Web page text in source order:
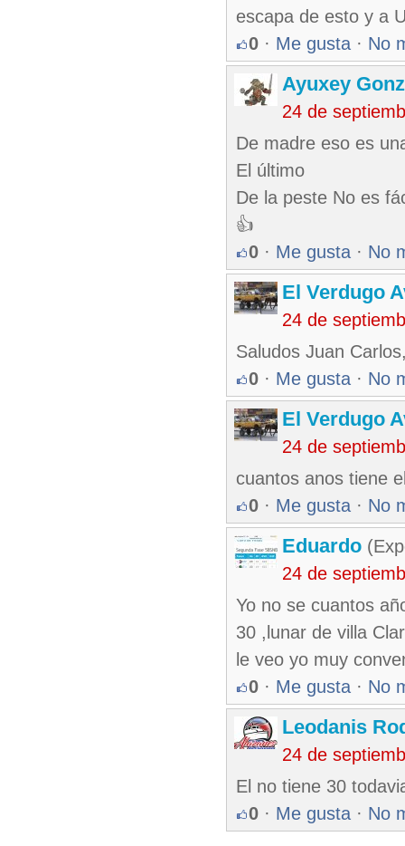
escapa de esto y a
0 · Me gusta · No
Ayuxey
24 de
De madre eso es
El último
De la peste No es
👍
0 · Me gusta · No
El Verdugo
24 de
Saludos Juan
0 · Me gusta · No
El Verdugo
24 de
cuantos anos tiene
0 · Me gusta · No
Eduardo
24 de
Yo no se cuantos
30 ,lunar de villa
le veo yo muy
0 · Me gusta · No
Leodanis
24 de
El no tiene 30
0 · Me gusta · No